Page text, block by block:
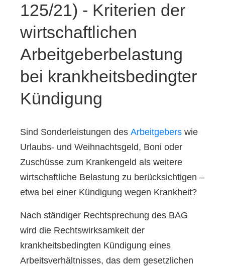
125/21) - Kriterien der
wirtschaftlichen
Arbeitgeberbelastung
bei krankheitsbedingter
Kündigung
Sind Sonderleistungen des Arbeitgebers wie
Urlaubs- und Weihnachtsgeld, Boni oder
Zuschüsse zum Krankengeld als weitere
wirtschaftliche Belastung zu berücksichtigen –
etwa bei einer Kündigung wegen Krankheit?
Nach ständiger Rechtsprechung des BAG
wird die Rechtswirksamkeit der
krankheitsbedingten Kündigung eines
Arbeitsverhältnisses, das dem gesetzlichen